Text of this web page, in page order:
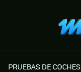
PRUEBAS DE COCHES